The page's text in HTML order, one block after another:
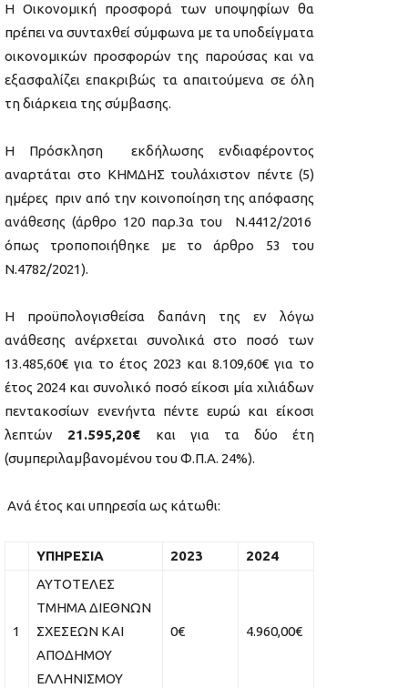
Η Οικονομική προσφορά των υποψηφίων θα
πρέπει να συνταχθεί σύμφωνα με τα υποδείγματα
οικονομικών προσφορών της παρούσας και να
εξασφαλίζει επακριβώς τα απαιτούμενα σε όλη
τη διάρκεια της σύμβασης.
Η Πρόσκληση εκδήλωσης ενδιαφέροντος
αναρτάται στο ΚΗΜΔΗΣ τουλάχιστον πέντε (5)
ημέρες πριν από την κοινοποίηση της απόφασης
ανάθεσης (άρθρο 120 παρ.3α του Ν.4412/2016
όπως τροποποιήθηκε με το άρθρο 53 του
Ν.4782/2021).
Η προϋπολογισθείσα δαπάνη της εν λόγω
ανάθεσης ανέρχεται συνολικά στο ποσό των
13.485,60€ για το έτος 2023 και 8.109,60€ για το
έτος 2024 και συνολικό ποσό είκοσι μία χιλιάδων
πεντακοσίων ενενήντα πέντε ευρώ και είκοσι
λεπτών 21.595,20€ και για τα δύο έτη
(συμπεριλαμβανομένου του Φ.Π.Α. 24%).
Ανά έτος και υπηρεσία ως κάτωθι:
ΥΠΗΡΕΣΙΑ 2023 2024
1
ΑΥΤΟΤΕΛΕΣ
ΤΜΗΜΑ ΔΙΕΘΝΩΝ
ΣΧΕΣΕΩΝ ΚΑΙ
ΑΠΟΔΗΜΟΥ
ΕΛΛΗΝΙΣΜΟΥ
0€ 4.960,00€